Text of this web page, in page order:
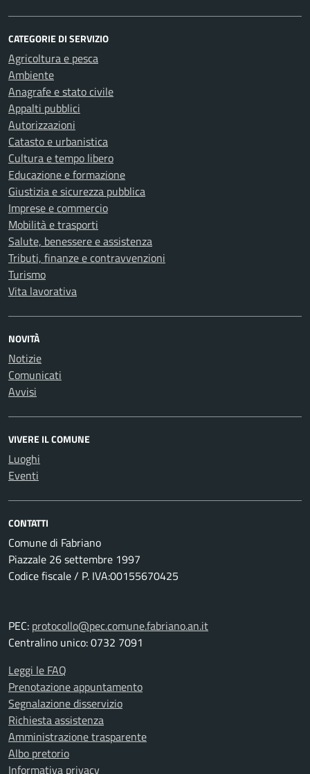
CATEGORIE DI SERVIZIO
Agricoltura e pesca
Ambiente
Anagrafe e stato civile
Appalti pubblici
Autorizzazioni
Catasto e urbanistica
Cultura e tempo libero
Educazione e formazione
Giustizia e sicurezza pubblica
Imprese e commercio
Mobilità e trasporti
Salute, benessere e assistenza
Tributi, finanze e contravvenzioni
Turismo
Vita lavorativa
NOVITÀ
Notizie
Comunicati
Avvisi
VIVERE IL COMUNE
Luoghi
Eventi
CONTATTI
Comune di Fabriano
Piazzale 26 settembre 1997
Codice fiscale / P. IVA:00155670425
PEC: protocollo@pec.comune.fabriano.an.it
Centralino unico: 0732 7091
Leggi le FAQ
Prenotazione appuntamento
Segnalazione disservizio
Richiesta assistenza
Amministrazione trasparente
Albo pretorio
Informativa privacy